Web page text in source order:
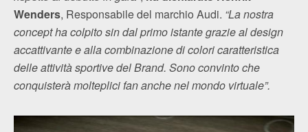
Wenders, Responsabile del marchio Audi. “La nostra
concept ha colpito sin dal primo istante grazie al design
accattivante e alla combinazione di colori caratteristica
delle attività sportive del Brand. Sono convinto che
conquisterà molteplici fan anche nel mondo virtuale”.